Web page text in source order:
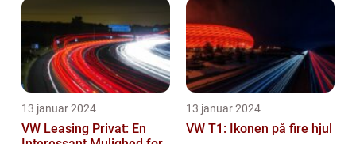
13 januar 2024
VW Leasing Privat: En
13 januar 2024
VW T1: Ikonen på fire hjul